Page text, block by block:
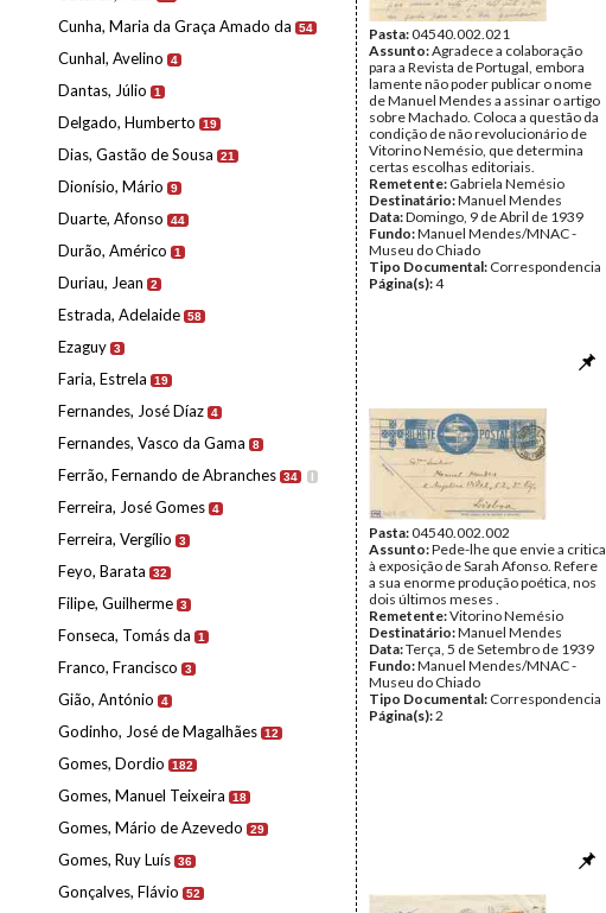
Cunha, Maria da Graça Amado da 54
Cunhal, Avelino 4
Dantas, Júlio 1
Delgado, Humberto 19
Dias, Gastão de Sousa 21
Dionísio, Mário 9
Duarte, Afonso 44
Durão, Américo 1
Duriau, Jean 2
Estrada, Adelaide 58
Ezaguy 3
Faria, Estrela 19
Fernandes, José Díaz 4
Fernandes, Vasco da Gama 8
Ferrão, Fernando de Abranches 34 I
Ferreira, José Gomes 4
Ferreira, Vergílio 3
Feyo, Barata 32
Filipe, Guilherme 3
Fonseca, Tomás da 1
Franco, Francisco 3
Gião, António 4
Godinho, José de Magalhães 12
Gomes, Dordio 182
Gomes, Manuel Teixeira 18
Gomes, Mário de Azevedo 29
Gomes, Ruy Luís 36
Gonçalves, Flávio 52
Pasta:04540.002.021
Assunto:Agradece a colaboração
para a Revista de Portugal, embora
lamente não poder publicar o nome
de Manuel Mendes a assinar o artigo
sobre Machado. Coloca a questão da
condição de não revolucionário de
Vitorino Nemésio, que determina
certas escolhas editoriais.
Remetente: Gabriela Nemésio
Destinatário:Manuel Mendes
Data:Domingo, 9 de Abril de 1939
Fundo:Manuel Mendes/MNAC -
Museu do Chiado
Tipo Documental: Correspondencia
Página(s):4
Pasta:04540.002.002
Assunto:Pede-lhe que envie a critica
à exposição de Sarah Afonso. Refere
a sua enorme produção poética, nos
dois últimos meses .
Remetente:Vitorino Nemésio
Destinatário:Manuel Mendes
Data:Terça, 5 de Setembro de 1939
Fundo:Manuel Mendes/MNAC -
Museu do Chiado
Tipo Documental: Correspondencia
Página(s):2